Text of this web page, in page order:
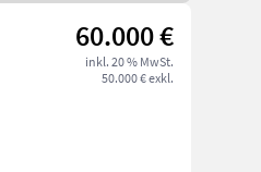
60.000 €
inkl. 20 % MwSt.
50.000 € exkl.